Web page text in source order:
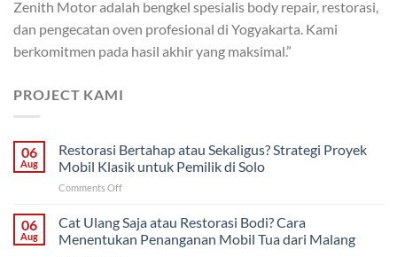
Zenith Motor adalah bengkel spesialis body repair, restorasi,
dan pengecatan oven profesional di Yogyakarta. Kami
berkomitmen pada hasil akhir yang maksimal.”
PROJECT KAMI
06
Aug
Restorasi Bertahap atau Sekaligus? Strategi Proyek
Mobil Klasik untuk Pemilik di Solo
Comments Offon
Bertahap
atau
Sekaligus?
06
Aug
Cat Ulang Saja atau Restorasi Bodi? Cara
Menentukan Penanganan Mobil Tua dari Malang